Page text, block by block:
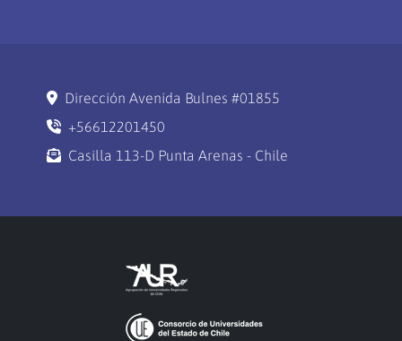
Dirección Avenida Bulnes #01855
+56612201450
Casilla 113-D Punta Arenas - Chile